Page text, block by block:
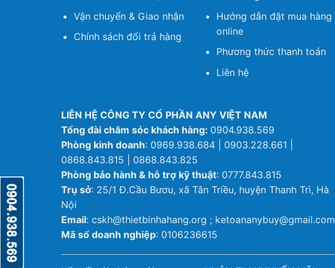
Vận chuyển & Giao nhận
Chính sách đổi trả hàng
Hướng dẫn đặt mua hàng
online
Phương thức thanh toán
Liên hệ
LIÊN HỆ CÔNG TY CỔ PHẦN ANY VIỆT NAM
Tổng đài chăm sóc khách hàng: 0904.938.569
Phòng kinh doanh: 0969.938.684 | 0903.228.661 |
0868.843.815 | 0868.843.825
Phòng bảo hành & hỗ trợ kỹ thuật: 0777.843.815
Trụ sở: 25/1 Đ.Cầu Bươu, xã Tân Triều, huyện Thanh Trì, Hà
Nội
Email: cskh@thietbinhahang.org ; ketoananybuy@gmail.com
Mã số doanh nghiệp: 0106236615